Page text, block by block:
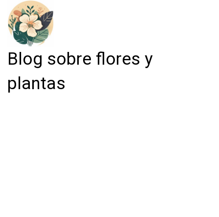
Blog sobre flores y
plantas